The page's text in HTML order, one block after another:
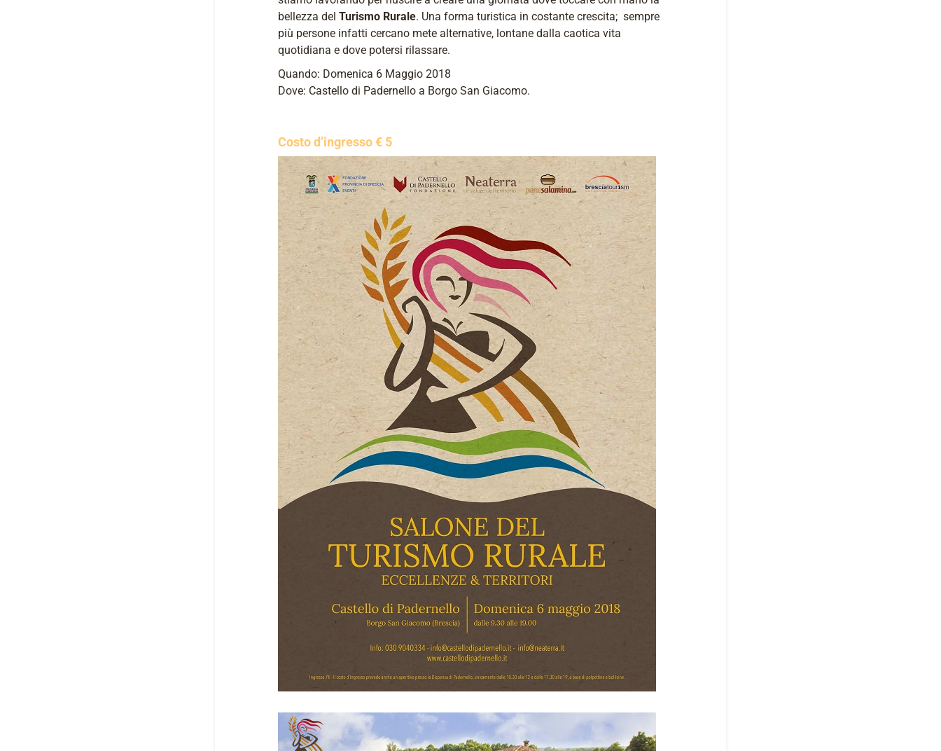
bellezza del Turismo Rurale. Una forma turistica in costante crescita; sempre
più persone infatti cercano mete alternative, lontane dalla caotica vita
quotidiana e dove potersi rilassare.
Quando: Domenica 6 Maggio 2018
Dove: Castello di Padernello a Borgo San Giacomo.
Costo d’ingresso € 5